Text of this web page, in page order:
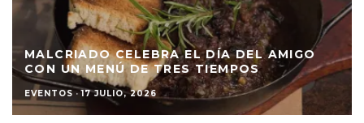
MALCRIADO CELEBRA EL DÍA DEL AMIGO
CON UN MENÚ DE TRES TIEMPOS
EVENTOS · 17 JULIO, 2026